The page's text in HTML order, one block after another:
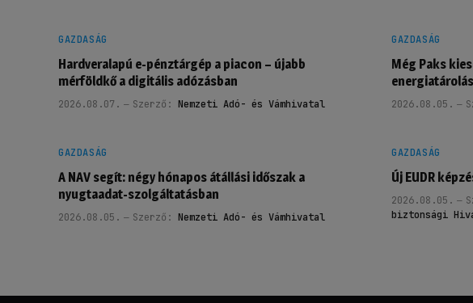
GAZDASÁG
Hardveralapú e-pénztárgép a piacon – újabb
mérföldkő a digitális adózásban
2026.08.07. Szerző: Nemzeti Adó- és Vámhivatal
GAZDASÁG
Még Paks
energiatárolás
2026.08.05.
GAZDASÁG
A NAV segít: négy hónapos átállási időszak a
nyugtaadat-szolgáltatásban
2026.08.05. Szerző: Nemzeti Adó- és Vámhivatal
GAZDASÁG
Új EUDR
2026.08.05.
biztonsági